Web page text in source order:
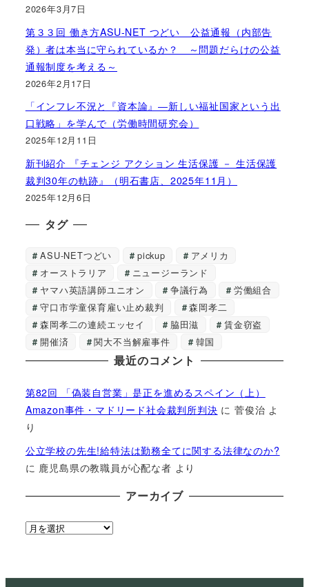
2026年3月7日
第３３回 働き方ASU-NET つどい 公益通報（内部告
発）者は本当に守られているか？ ～問題だらけの公益
通報制度を考える～
2026年2月17日
「インフレ不況と『資本論』―新しい福祉国家という出
口戦略」を学んで（労働時間研究会）
2025年12月11日
新刊紹介 『チェンジ アクション 生活保護 － 生活保護
裁判30年の軌跡』（明石書店、2025年11月）
2025年12月6日
タグ
ASU-NETつどい pickup
アメリカ
オーストラリア
ニュージーランド
ヤマハ英語講師ユニオン
争議行為
労働組合
守口市学童保育雇い止め裁判
森岡孝二
森岡孝二の連続エッセイ
脇田滋
賃金窃盗
開催済
関大不当解雇事件 韓国
最近のコメント
第82回 「偽装自営業」是正を進めるスペイン（上）
Amazon事件・マドリード社会裁判所判決 に菅俊治 よ
り
公立学校の先生!給特法は勤務全てに関する法律なのか?
に 鹿児島県の教職員が心配な者 より
アーカイブ
ア
イ